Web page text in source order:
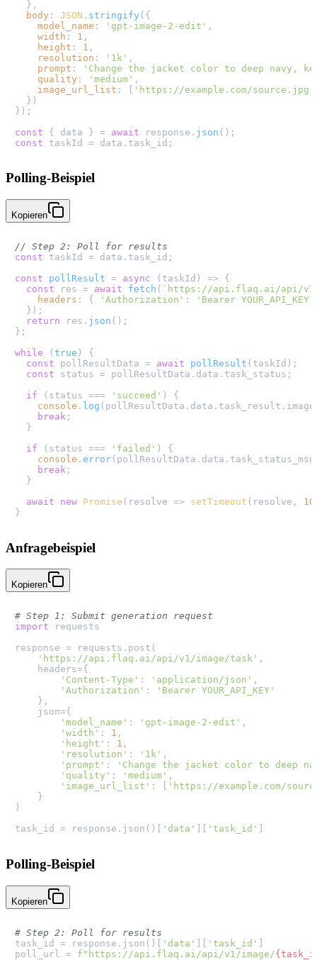
  },
body : JSON . stringify ({
model_name : 'gpt-image-2-edit' ,
width : 1 ,
height : 1 ,
resolution : '1k' ,
prompt :
'Change the jacket color to deep navy,
quality : 'medium' ,
image_url_list : [ 'https://example.com/source.jpg'
  })
});
const { data } = await response. json
const taskId = data. task_id
Polling-Beispiel
Kopieren
// Step 2: Poll for results
const taskId = data. task_id ;
const
pollResult = async ( taskId ) => {
const res = await fetch ( `https://api.flaq.ai/api/v1/
headers : { 'Authorization' : 'Bearer YOUR_API_KEY'
  });
return res. json ();
};
while ( true ) {
const pollResultData = await pollResult (taskId);
const status = pollResultData. data . task_status ;
if (status === 'succeed' ) {
console . log (pollResultData. data . task_result .
break ;
  }
if (status === 'failed' ) {
console . error (pollResultData. data . task_status_msg
break ;
  }
await
new Promise ( resolve => setTimeout (resolve,
Anfragebeispiel
Kopieren
# Step 1: Submit generation request
import requests
response = requests.post(
'https://api.flaq.ai/api/v1/image/task' ,
    headers={
'Content-Type' : 'application/json' ,
'Authorization' :
'Bearer YOUR_API_KEY'
    },
    json={
'model_name' : 'gpt-image-2-edit' ,
'width' : 1 ,
'height' : 1 ,
'resolution' : '1k' ,
'prompt' :
'Change the jacket color to deep
'quality' : 'medium' ,
'image_url_list' : [
'https://example.com/
    }
)
task_id = response.json()[
'data' 'task_id'
Polling-Beispiel
Kopieren
# Step 2: Poll for results
task_id = response.json()[
'data' 'task_id'
poll_url = f"https://api.flaq.ai/api/v1/image/